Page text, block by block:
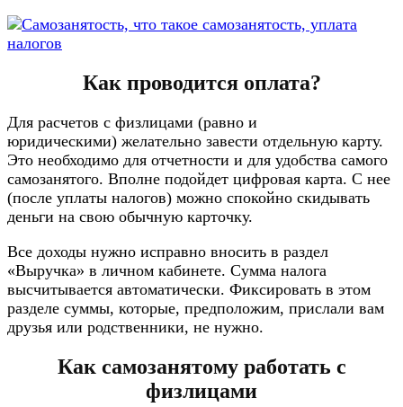
Как проводится оплата?
Для расчетов с физлицами (равно и
юридическими) желательно завести отдельную карту.
Это необходимо для отчетности и для удобства самого
самозанятого. Вполне подойдет цифровая карта. С нее
(после уплаты налогов) можно спокойно скидывать
деньги на свою обычную карточку.
Все доходы нужно исправно вносить в раздел
«Выручка» в личном кабинете. Сумма налога
высчитывается автоматически. Фиксировать в этом
разделе суммы, которые, предположим, прислали вам
друзья или родственники, не нужно.
Как самозанятому работать с
физлицами